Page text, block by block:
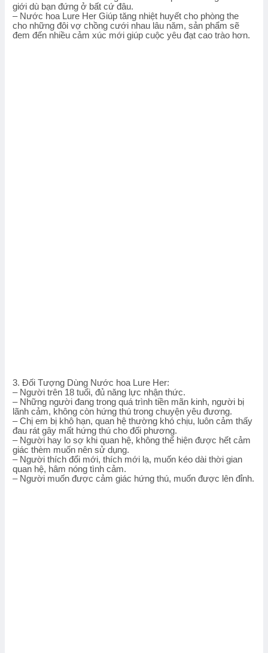
giới dù bạn đứng ở bất cứ đâu.
– Nước hoa Lure Her Giúp tăng nhiệt huyết cho phòng the
cho những đôi vợ chồng cưới nhau lâu năm, sản phẩm sẽ
đem đến nhiều cảm xúc mới giúp cuộc yêu đạt cao trào hơn.
3. Đối Tượng Dùng Nước hoa Lure Her:
– Người trên 18 tuổi, đủ năng lực nhận thức.
– Những người đang trong quá trình tiền mãn kinh, người bị
lãnh cảm, không còn hứng thú trong chuyện yêu đương.
– Chị em bị khô hạn, quan hệ thường khó chịu, luôn cảm thấy
đau rát gây mất hứng thú cho đối phương.
– Người hay lo sợ khi quan hệ, không thể hiện được hết cảm
giác thèm muốn nên sử dụng.
– Người thích đổi mới, thích mới lạ, muốn kéo dài thời gian
quan hệ, hâm nóng tình cảm.
– Người muốn được cảm giác hứng thú, muốn được lên đỉnh.